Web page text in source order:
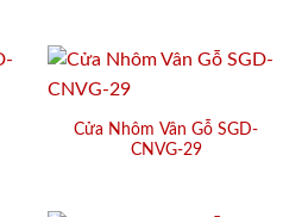
Cửa Nhôm Vân Gỗ SGD-
CNVG-29